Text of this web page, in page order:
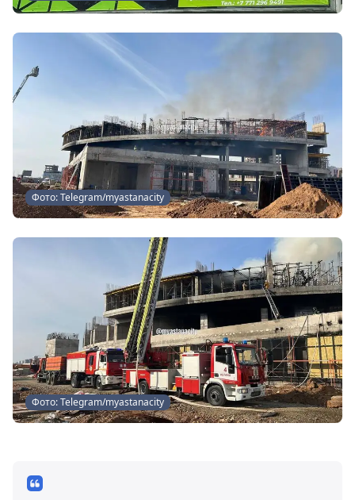
Фото: Telegram/myastanacity
Фото: Telegram/myastanacity